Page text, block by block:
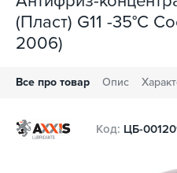
(Пласт) G11 -35°С
2006)
Все про товар Опис
Код: ЦБ-